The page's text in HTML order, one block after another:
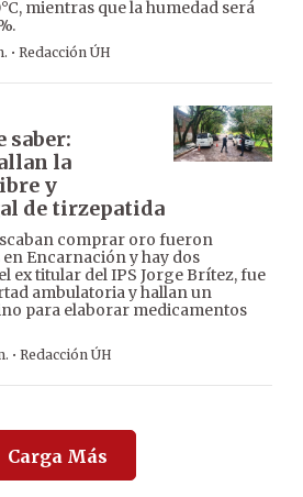
mientras que la humedad será
· Redacción ÚH
saber:
la
y
de tirzepatida
comprar oro fueron
en Encarnación y hay dos
ex titular del IPS Jorge Brítez, fue
ambulatoria y hallan un
para elaborar medicamentos
· Redacción ÚH
Carga Más